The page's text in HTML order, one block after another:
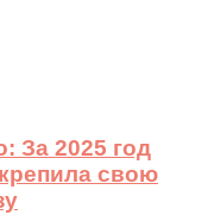
За 2025 год
свою